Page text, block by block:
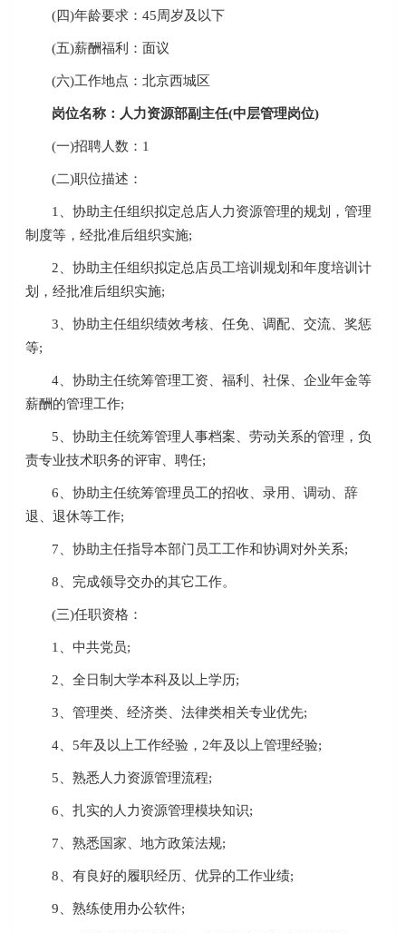
(四)年龄要求：45周岁及以下
(五)薪酬福利：面议
(六)工作地点：北京西城区
岗位名称：人力资源部副主任(中层管理岗位)
(一)招聘人数：1
(二)职位描述：
1、协助主任组织拟定总店人力资源管理的规划，管理
制度等，经批准后组织实施;
2、协助主任组织拟定总店员工培训规划和年度培训计
划，经批准后组织实施;
3、协助主任组织绩效考核、任免、调配、交流、奖惩
等;
4、协助主任统筹管理工资、福利、社保、企业年金等
薪酬的管理工作;
5、协助主任统筹管理人事档案、劳动关系的管理，负
责专业技术职务的评审、聘任;
6、协助主任统筹管理员工的招收、录用、调动、辞
退、退休等工作;
7、协助主任指导本部门员工工作和协调对外关系;
8、完成领导交办的其它工作。
(三)任职资格：
1、中共党员;
2、全日制大学本科及以上学历;
3、管理类、经济类、法律类相关专业优先;
4、5年及以上工作经验，2年及以上管理经验;
5、熟悉人力资源管理流程;
6、扎实的人力资源管理模块知识;
7、熟悉国家、地方政策法规;
8、有良好的履职经历、优异的工作业绩;
9、熟练使用办公软件;